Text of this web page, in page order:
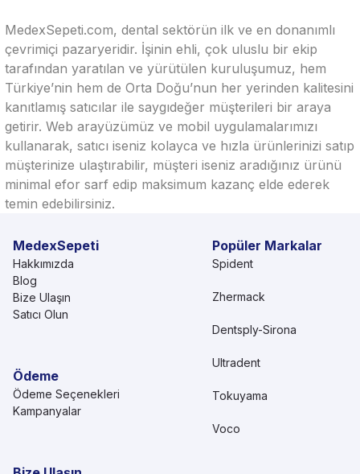
MedexSepeti.com, dental sektörün ilk ve en donanımlı
çevrimiçi pazaryeridir. İşinin ehli, çok uluslu bir ekip
tarafından yaratılan ve yürütülen kuruluşumuz, hem
Türkiye’nin hem de Orta Doğu’nun her yerinden kalitesini
kanıtlamış satıcılar ile saygıdeğer müşterileri bir araya
getirir. Web arayüzümüz ve mobil uygulamalarımızı
kullanarak, satıcı iseniz kolayca ve hızla ürünlerinizi satıp
müşterinize ulaştırabilir, müşteri iseniz aradığınız ürünü
minimal efor sarf edip maksimum kazanç elde ederek
temin edebilirsiniz.
MedexSepeti
Hakkımızda
Blog
Bize Ulaşın
Satıcı Olun
Ödeme
Ödeme Seçenekleri
Kampanyalar
Popüler Markalar
Spident
Zhermack
Dentsply-Sirona
Ultradent
Tokuyama
Voco